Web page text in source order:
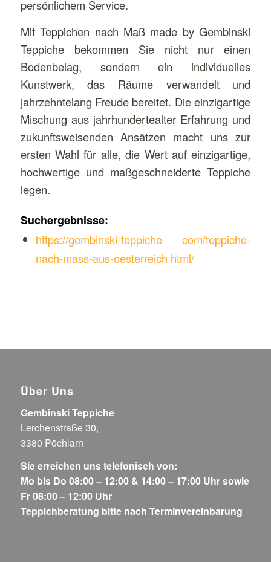
persönlichem Service.
Mit Teppichen nach Maß made by Gembinski
Teppiche bekommen Sie nicht nur einen
Bodenbelag, sondern ein individuelles
Kunstwerk, das Räume verwandelt und
jahrzehntelang Freude bereitet. Die einzigartige
Mischung aus jahrhundertealter Erfahrung und
zukunftsweisenden Ansätzen macht uns zur
ersten Wahl für alle, die Wert auf einzigartige,
hochwertige und maßgeschneiderte Teppiche
legen.
Suchergebnisse:
https://gembinski-teppiche com/teppiche-
nach-mass-aus-oesterreich html/
Über Uns
Gembinski Teppiche
Lerchenstraße 30,
3380 Pöchlarn
Sie erreichen uns telefonisch von:
Mo bis Do 08:00 – 12:00 & 14:00 – 17:00 Uhr sowie
Fr 08:00 – 12:00 Uhr
Teppichberatung bitte nach Terminvereinbarung